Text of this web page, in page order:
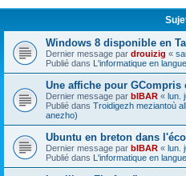
Windows 8 disponible en
Dernier message par drouizig «
Publié dans L'informatique en
Une affiche pour GCompris
Dernier message par bIBAR « lun.
Publié dans Troidigezh meziantoù
anezho)
Ubuntu en breton dans
Dernier message par bIBAR « lun.
Publié dans L'informatique en